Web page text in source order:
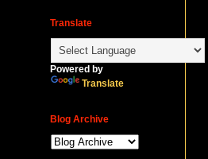
Translate
Powered by
Translate
Blog Archive